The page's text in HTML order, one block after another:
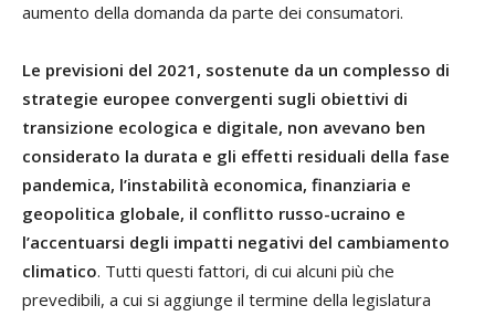
aumento della domanda da parte dei consumatori.
Le previsioni del 2021, sostenute da un complesso di
strategie europee convergenti sugli obiettivi di
transizione ecologica e digitale, non avevano ben
considerato la durata e gli effetti residuali della fase
pandemica, l’instabilità economica, finanziaria e
geopolitica globale, il conflitto russo-ucraino e
l’accentuarsi degli impatti negativi del cambiamento
climatico. Tutti questi fattori, di cui alcuni più che
prevedibili, a cui si aggiunge il termine della legislatura